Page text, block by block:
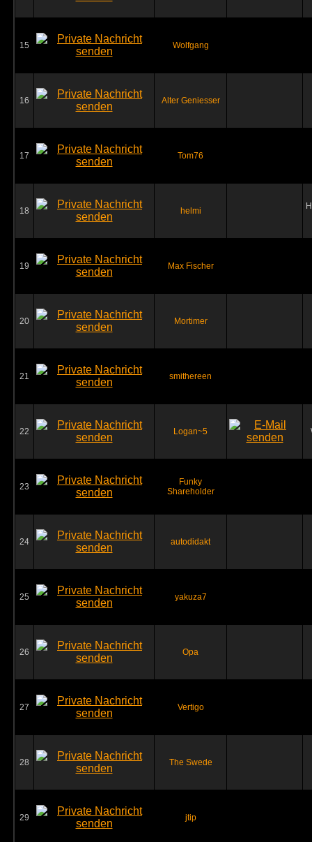
15 Wolfgang
16 Alter Geniesser
17 Tom76
18 helmi
19 Max Fischer
20 Mortimer
21 smithereen
22 Logan~5
23
Funky
Shareholder
24 autodidakt
25 yakuza7
26 Opa
27 Vertigo
28 The Swede
29 jtip